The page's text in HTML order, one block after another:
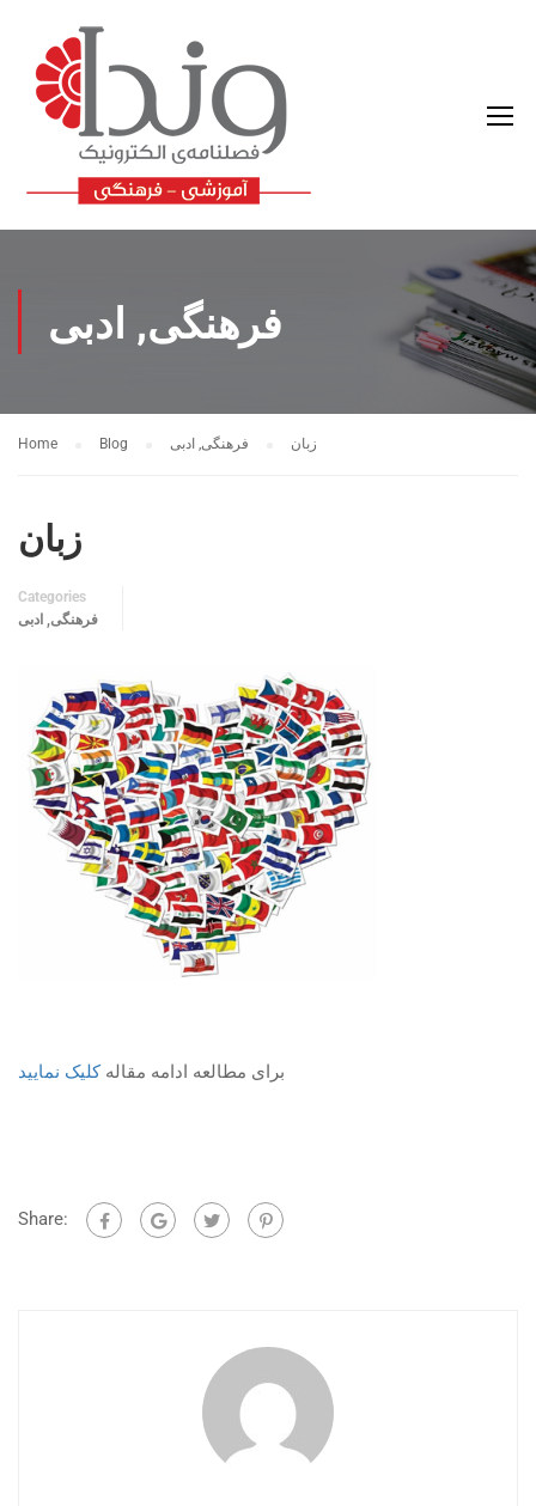
فرهنگی, ادبی
Home Blog فرهنگی, ادبی زبان
زبان
Categories
فرهنگی, ادبی
برای مطالعه ادامه مقالهکلیک نمایید
Share: